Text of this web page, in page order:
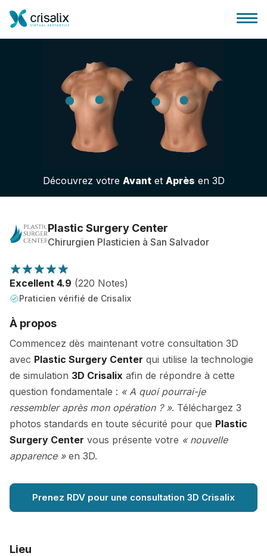
Accueil chirurgiens
Plateforme commerciale 3D
Forfait
Avis des patients
Découvrez votre Avantet Après en 3D
Plastic Surgery Center
Chirurgien Plasticien à San Salvador
Excellent 4.9 (220 Notes)
Praticien vérifié de Crisalix
À propos
Commencez dès maintenant votre consultation 3D
avec Plastic Surgery Center qui utilise la technologie
de simulation 3D Crisalix afin de répondre à cette
question fondamentale : « A quoi pourrai-je
ressembler après mon opération ? ». Téléchargez 3
photos standards en toute sécurité pour que Plastic
Surgery Center vous présente votre « nouvelle
apparence »en 3D.
Prenez RDV pour une consultation 3D Crisalix
Lieu